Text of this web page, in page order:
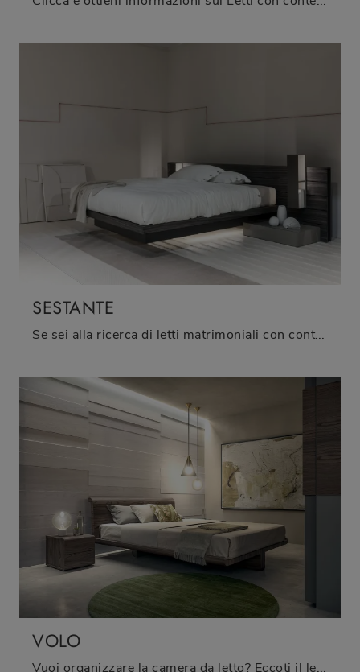
SESTANTE
Se sei alla ricerca di letti matrimoniali con contenitore, ecco qui il modello Sestante in legno per valorizzare la zona notte.
VOLO
Vuoi organizzare la camera da letto? Eccoti il letto in legno Volo di Fimar per spazi design.